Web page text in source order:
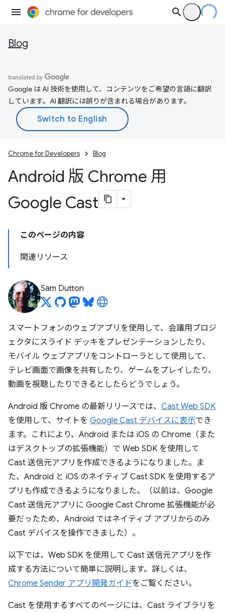
Blog
Google は AI 技術を使用して、コンテンツをご希望の言語に翻訳
しています。AI 翻訳には誤りが含まれる場合があります。
Chrome for Developers Blog
Android 版 Chrome 用
Google Cast
このページの内容
関連リソース
Sam Dutton
スマートフォンのウェブアプリを使用して、会議用プロジ
ェクタにスライド デッキをプレゼンテーションしたり、
モバイル ウェブアプリをコントローラとして使用して、
テレビ画面で画像を共有したり、ゲームをプレイしたり、
動画を視聴したりできるとしたらどうでしょう。
Android 版 Chrome の最新リリースでは、 Cast Web SDK
を使用して、サイトを Google Cast デバイスに表示でき
ます。これにより、Android または iOS の Chrome（また
はデスクトップの拡張機能）で Web SDK を使用して
Cast 送信元アプリを作成できるようになりました。ま
た、Android と iOS のネイティブ Cast SDK を使用するア
プリも作成できるようになりました。（以前は、Google
Cast 送信元アプリに Google Cast Chrome 拡張機能が必
要だったため、Android ではネイティブ アプリからのみ
Cast デバイスを操作できました）。
以下では、Web SDK を使用して Cast 送信元アプリを作
成する方法について簡単に説明します。詳しくは、
Chrome Sender アプリ開発ガイドをご覧ください。
Cast を使用するすべてのページには、Cast ライブラリを